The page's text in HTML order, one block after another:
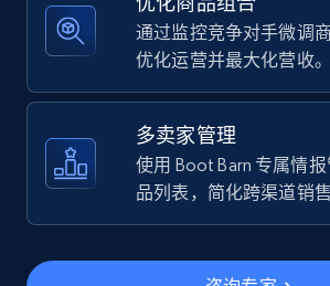
5.6K+ 877+
Walmart - products - Find new
using specific category URL
URL, Final price, Sku, Currency, Gtin,
Specifications, Image urls, Top
通过监控竞争对手微调
优化运营并最大化营收。
多卖家管理
使用 Boot Barn 专属情
品列表，简化跨渠道销售